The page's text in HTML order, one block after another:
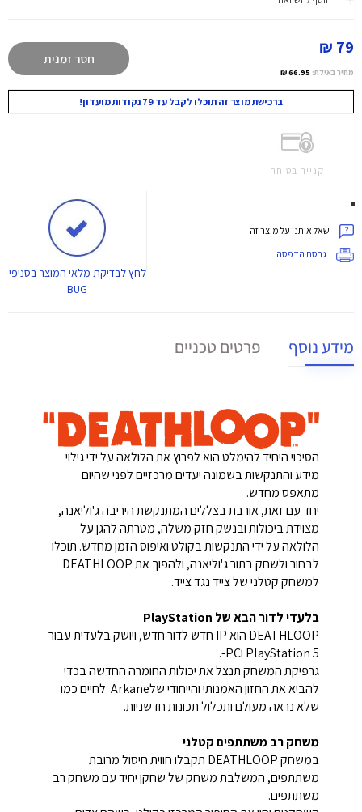
79 ₪
מחיר באילת: 66.95 ₪
חסר זמנית
ברכישת מוצר זה תוכלו לקבל עד 79 נקודות מועדון!
קנייה בטוחה
שאל אותנו על מוצר זה
גרסת הדפסה
לחץלבדיקת מלאי המוצר בסניפי
BUG
מידע נוסף פרטים טכניים
הסיכוי היחיד להימלט הוא לפרוץ את הלולאה על ידי גילוי
מידע והתנקשות בשמונה יעדים מרכזיים לפני שהיום
מתאפס מחדש.
יחד עם זאת, אורבת בצללים המתנקשת היריבה ג'וליאנה,
מצוידת ביכולות ובנשק חזק משלה, מטרתה להגן על
הלולאה על ידי התנקשות בקולט ואיפוס הזמן מחדש. תוכלו
לבחור ולשחק בתור ג'וליאנה, ולהפוך את DEATHLOOP
למשחק קטלני של צייד נגד צייד.
בלעדי לדור הבא של PlayStation
DEATHLOOP הוא IP חדש לדור חדש, ויושק בלעדית עבור
PlayStation 5 וPC-.
גרפיקת המשחק תנצל את יכולות החומרה החדשה בכדי
להביא את החזון האמנותי והייחודי שלArkane לחיים כמו
שלא נראה מעולם ותכלול תכונות חדשניות.
משחק רב משתתפים קטלני
במשחק DEATHLOOP תקבלו חווית חיסול מרובת
משתתפים, המשלבת משחק של שחקן יחיד עם משחק רב
משתתפים.